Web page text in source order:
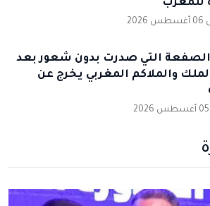
للمغرب
التي صدرت بدون شعور بعد
والملاكم المغربي يخرج عن